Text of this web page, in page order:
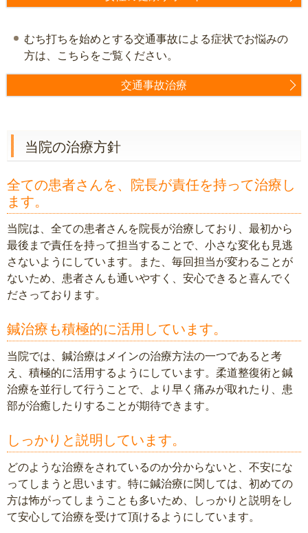
むち打ちを始めとする交通事故による症状でお悩みの
方は、こちらをご覧ください。
交通事故治療
当院の治療方針
全ての患者さんを、院長が責任を持って治療し
ます。
当院は、全ての患者さんを院長が治療しており、最初から
最後まで責任を持って担当することで、小さな変化も見逃
さないようにしています。また、毎回担当が変わることが
ないため、患者さんも通いやすく、安心できると喜んでく
ださっております。
鍼治療も積極的に活用しています。
当院では、鍼治療はメインの治療方法の一つであると考
え、積極的に活用するようにしています。柔道整復術と鍼
治療を並行して行うことで、より早く痛みが取れたり、患
部が治癒したりすることが期待できます。
しっかりと説明しています。
どのような治療をされているのか分からないと、不安にな
ってしまうと思います。特に鍼治療に関しては、初めての
方は怖がってしまうことも多いため、しっかりと説明をし
て安心して治療を受けて頂けるようにしています。